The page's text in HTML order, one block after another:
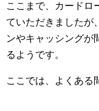
ここまで、カードロ
ていただきましたが
ンやキャッシングが
るようです。
ここでは、よくある